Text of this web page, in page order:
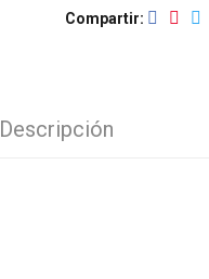
Compartir
Descripción